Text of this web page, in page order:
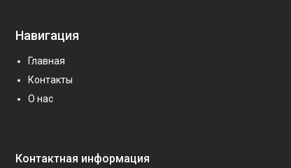
Навигация
Главная
Контакты
О нас